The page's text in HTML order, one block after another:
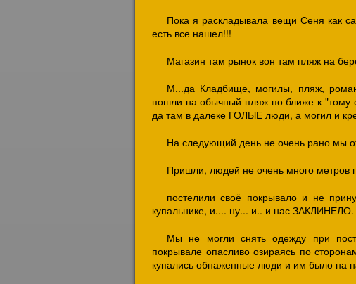
Пока я раскладывала вещи Сеня как
есть все нашел!!!
Магазин там рынок вон там пляж на
М...да Кладбище, могилы, пляж,
пошли на обычный пляж по ближе к "тому
да там в далеке ГОЛЫЕ люди, а могил и
На следующий день не очень рано мы
Пришли, людей не очень много метров
постелили своё покрывало и не
купальнике, и.... ну... и.. и нас ЗАКЛИНЕЛО.
Мы не могли снять одежду при
покрывале опасливо озираясь по
купались обнаженные люди и им было на